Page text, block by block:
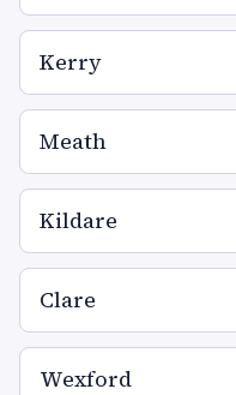
Kerry
Meath
Kildare
Clare
Wexford